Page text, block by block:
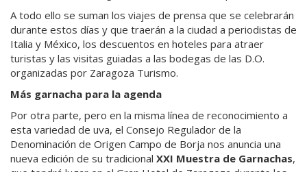
A todo ello se suman los viajes de prensa que se celebrarán
durante estos días y que traerán a la ciudad a periodistas de
Italia y México, los descuentos en hoteles para atraer
turistas y las visitas guiadas a las bodegas de las D.O.
organizadas por Zaragoza Turismo.
Más garnacha para la agenda
Por otra parte, pero en la misma línea de reconocimiento a
esta variedad de uva, el Consejo Regulador de la
Denominación de Origen Campo de Borja nos anuncia una
nueva edición de su tradicional XXI Muestra de Garnachas,